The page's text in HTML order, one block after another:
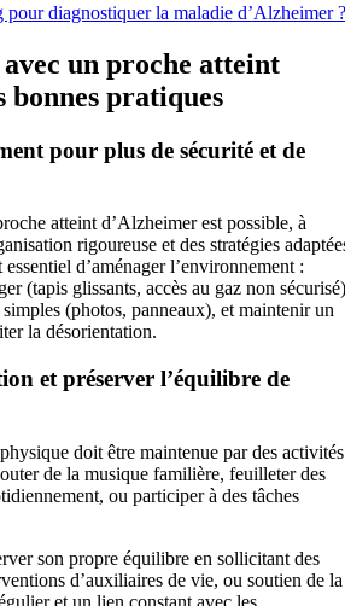
pour diagnostiquer la maladie d’Alzheimer ?
un proche atteint
bonnes pratiques
pour plus de sécurité et de
atteint d’Alzheimer est possible, à
rigoureuse et des stratégies
d’aménager l’environnement :
(tapis glissants, accès au gaz non
(photos, panneaux), et maintenir un
la désorientation.
et préserver l’équilibre de
doit être maintenue par des activités
de la musique familière, feuilleter des
ou participer à des tâches
son propre équilibre en sollicitant des
d’auxiliaires de vie, ou soutien de la
et un lien constant avec les